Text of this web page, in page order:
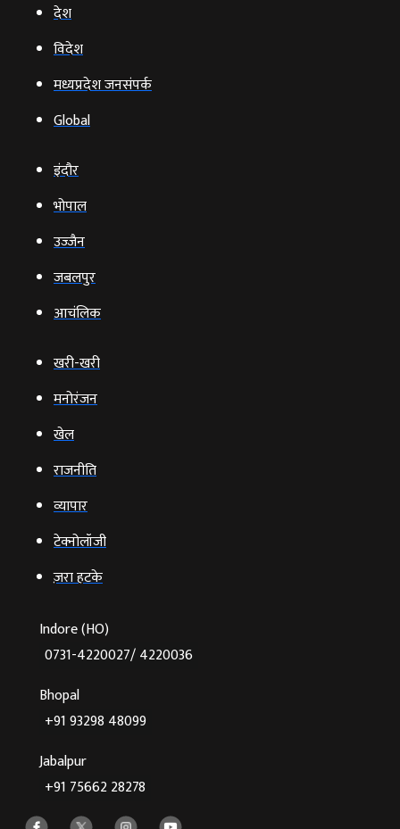
देश
विदेश
मध्यप्रदेश जनसंपर्क
Global
इंदौर
भोपाल
उज्‍जैन
जबलपुर
आचंलिक
खरी-खरी
मनोरंजन
खेल
राजनीति
व्‍यापार
टेक्‍नोलॉजी
ज़रा हटके
Indore (HO)
0731-4220027/ 4220036
Bhopal
+91 93298 48099
Jabalpur
+91 75662 28278